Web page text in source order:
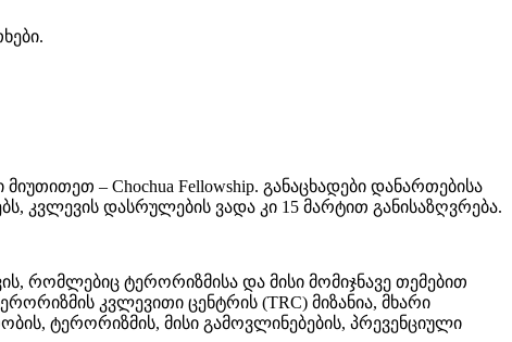
– Chochua Fellowship. განაცხადები დანართებისა
კვლევის დასრულების ვადა კი 15 მარტით განისაზღვრება.
რომლებიც ტერორიზმისა და მისი მომიჯნავე თემებით
კვლევითი ცენტრის (TRC) მიზანია, მხარი
ტერორიზმის, მისი გამოვლინებების, პრევენციული